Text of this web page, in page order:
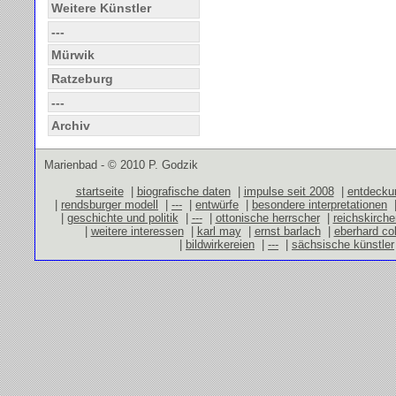
Weitere Künstler
---
Mürwik
Ratzeburg
---
Archiv
Marienbad - © 2010 P. Godzik
startseite| biografische daten| impulse seit 2008|
rendsburger modell --- entwürfe besondere interpretationen
geschichte und politik| ---| ottonische herrscher|
weitere interessen| karl may| ernst barlach| eberhard
bildwirkereien --- sächsische künstler